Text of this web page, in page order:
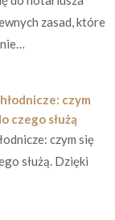
zasad, które
czym
czego służą
czym się
służą. Dzięki